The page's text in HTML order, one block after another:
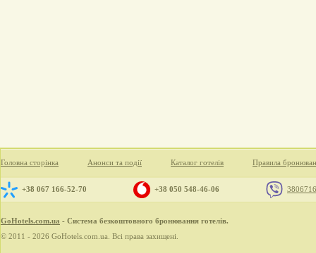
Головна сторінка Анонси та події Каталог готелів Правила
+38 067 166-52-70 +38 050 548-46-06
GoHotels.com.ua - Система безкоштовного бронювання готелів.
© 2011 - 2026 GoHotels.com.ua. Всі права захищені.